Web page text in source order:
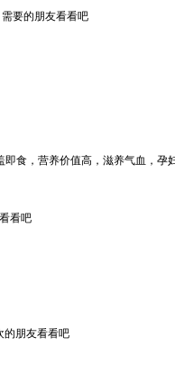
要的朋友看看吧
食，营养价值高，滋养气血，孕
看吧
的朋友看看吧